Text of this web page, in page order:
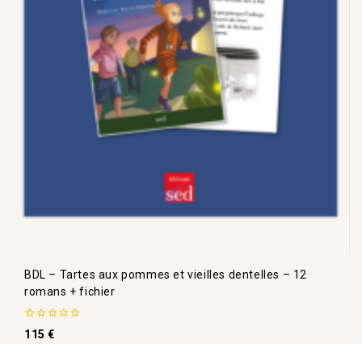
BDL – Tartes aux pommes et vieilles dentelles – 12
romans + fichier
0
de
115€